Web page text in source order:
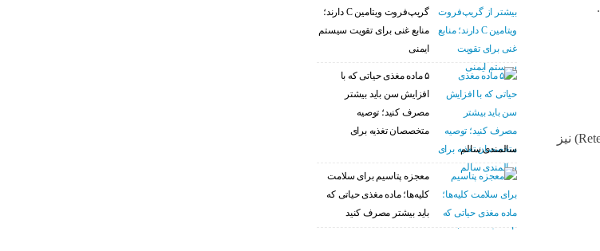
لازم به ذکر است که پس از پایان دوره اصلی ارتودنسی، دوره نگهداری (Retention) نیز
گریپ‌فروت ویتامین C دارند؛
منابع غنی برای تقویت سیستم
ایمنی
۵ ماده مغذی حیاتی که با
افزایش سن باید بیشتر
مصرف کنید؛ توصیه
متخصصان تغذیه برای
سالمندی سالم
معجزه پتاسیم برای سلامت
کلیه‌ها؛ ماده مغذی حیاتی که
باید بیشتر مصرف کنید